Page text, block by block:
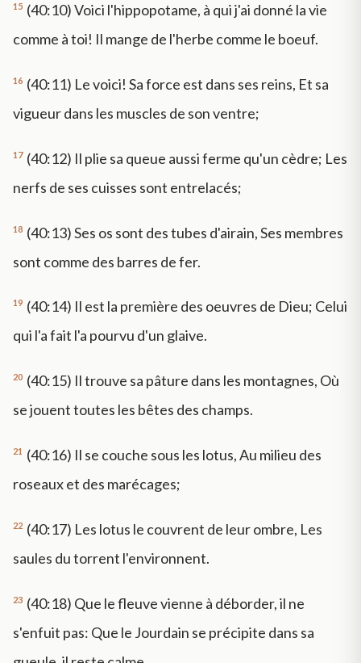
15 (40:10) Voici l'hippopotame, à qui j'ai donné la vie
comme à toi! Il mange de l'herbe comme le boeuf.
16 (40:11) Le voici! Sa force est dans ses reins, Et sa
vigueur dans les muscles de son ventre;
17 (40:12) Il plie sa queue aussi ferme qu'un cèdre; Les
nerfs de ses cuisses sont entrelacés;
18 (40:13) Ses os sont des tubes d'airain, Ses membres
sont comme des barres de fer.
19 (40:14) Il est la première des oeuvres de Dieu; Celui
qui l'a fait l'a pourvu d'un glaive.
20 (40:15) Il trouve sa pâture dans les montagnes, Où
se jouent toutes les bêtes des champs.
21 (40:16) Il se couche sous les lotus, Au milieu des
roseaux et des marécages;
22 (40:17) Les lotus le couvrent de leur ombre, Les
saules du torrent l'environnent.
23 (40:18) Que le fleuve vienne à déborder, il ne
s'enfuit pas: Que le Jourdain se précipite dans sa